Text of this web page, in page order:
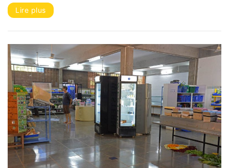
Lire plus